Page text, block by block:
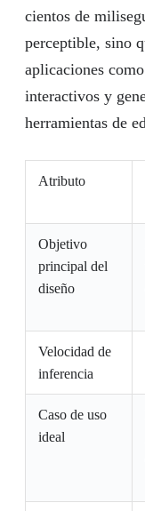
cientos de
perceptible, sino
aplicaciones
interactivos y
herramientas de
Atributo
Objetivo
principal del
diseño
Velocidad de
inferencia
Caso de uso
ideal